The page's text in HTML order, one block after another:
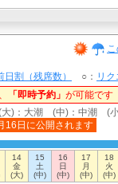
日割（残席数） ○： リ
「即時予約」 が可能です
大)：大潮 (中)：中潮 (
16日に公開されます
14
金
(大)
15
土
(中)
16
日
(中)
17
月
(中)
18
火
(中)